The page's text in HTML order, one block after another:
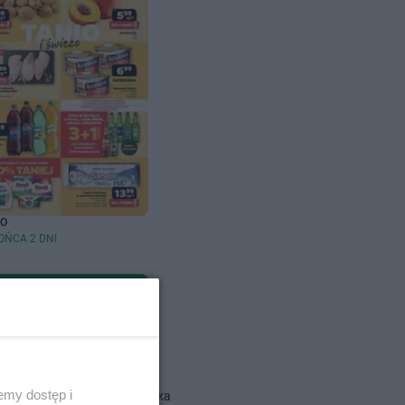
2 DNI
Action gazetka
dostęp i